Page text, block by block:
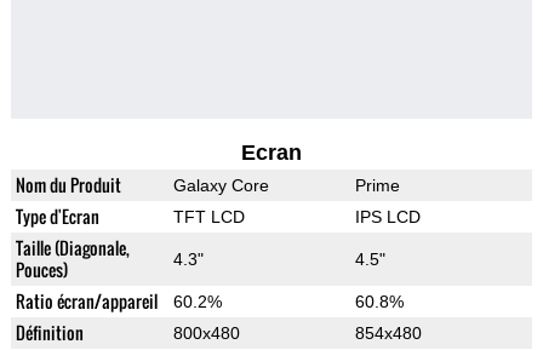
Ecran
Nom du Produit Galaxy Core Prime
Type d'Ecran TFT LCD IPS LCD
Taille (Diagonale,
Pouces)
4.3" 4.5"
Ratio écran/appareil 60.2% 60.8%
Définition 800x480 854x480